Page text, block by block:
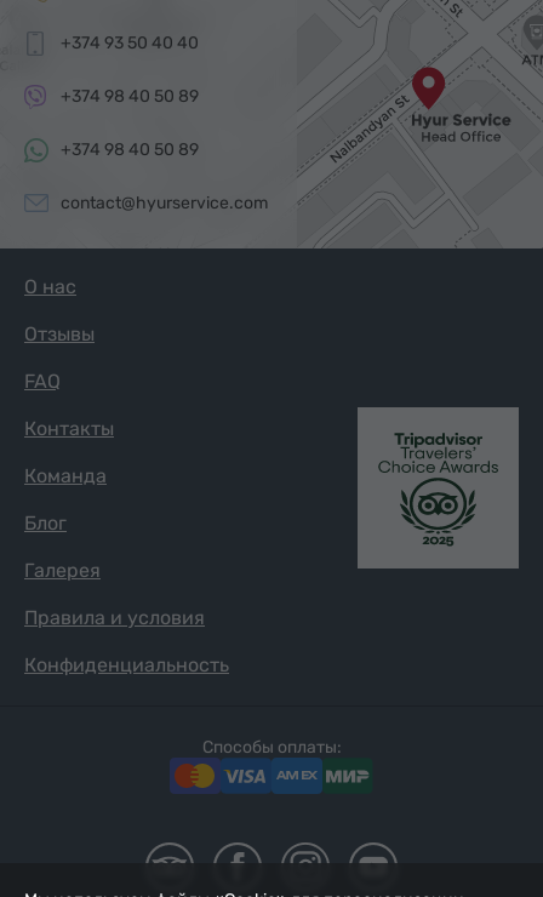
+374 93 50 40 40
+374 98 40 50 89
+374 98 40 50 89
contact@hyurservice.com
О нас
Отзывы
FAQ
Контакты
Команда
Блог
Галерея
Правила и условия
Конфиденциальность
Способы оплаты: